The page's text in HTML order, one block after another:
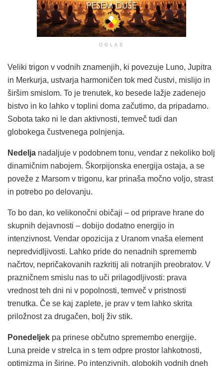
OGLAS
Veliki trigon v vodnih znamenjih, ki povezuje Luno, Jupitra
in Merkurja, ustvarja harmoničen tok med čustvi, mislijo in
širšim smislom. To je trenutek, ko besede lažje zadenejo
bistvo in ko lahko v toplini doma začutimo, da pripadamo.
Sobota tako ni le dan aktivnosti, temveč tudi dan
globokega čustvenega polnjenja.
Nedelja nadaljuje v podobnem tonu, vendar z nekoliko bolj
dinamičnim nabojem. Škorpijonska energija ostaja, a se
poveže z Marsom v trigonu, kar prinaša močno voljo, strast
in potrebo po delovanju.
To bo dan, ko velikonočni običaji – od priprave hrane do
skupnih dejavnosti – dobijo dodatno energijo in
intenzivnost. Vendar opozicija z Uranom vnaša element
nepredvidljivosti. Lahko pride do nenadnih sprememb
načrtov, nepričakovanih razkritij ali notranjih preobratov. V
prazničnem smislu nas to uči prilagodljivosti: prava
vrednost teh dni ni v popolnosti, temveč v pristnosti
trenutka. Če se kaj zaplete, je prav v tem lahko skrita
priložnost za drugačen, bolj živ stik.
Ponedeljek pa prinese občutno spremembo energije.
Luna preide v strelca in s tem odpre prostor lahkotnosti,
optimizma in širine. Po intenzivnih, globokih vodnih dneh